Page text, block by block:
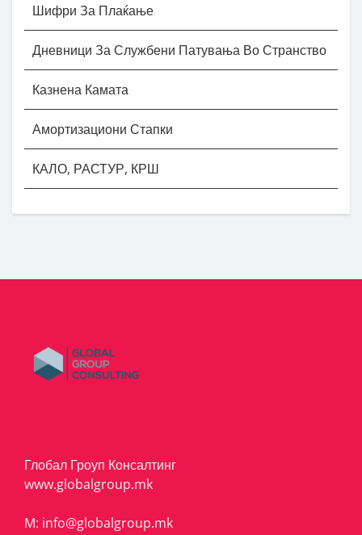
Шифри За Плаќање
Дневници За Службени Патувања Во Странство
Казнена Камата
Амортизациони Стапки
КАЛО, РАСТУР, КРШ
Глобал Гроуп Консалтинг
www.globalgroup.mk
M: info@globalgroup.mk